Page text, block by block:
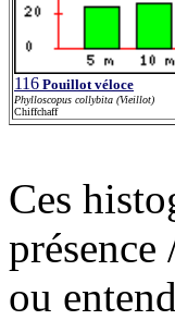
116 Pouillot véloce
Phylloscopus collybita (Vieillot)
Chiffchaff
Ces
présence
ou